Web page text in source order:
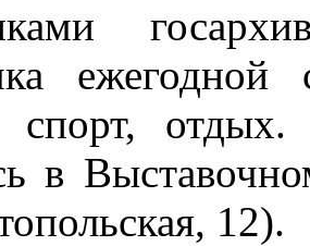
ежегодной
спорт,
в
12).